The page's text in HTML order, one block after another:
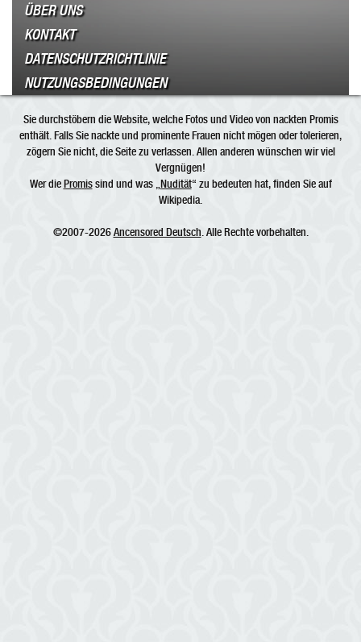
ÜBER UNS
KONTAKT
DATENSCHUTZRICHTLINIE
NUTZUNGSBEDINGUNGEN
Sie durchstöbern die Website, welche Fotos und Video von nackten Promis
enthält. Falls Sie nackte und prominente Frauen nicht mögen oder tolerieren,
zögern Sie nicht, die Seite zu verlassen. Allen anderen wünschen wir viel
Vergnügen!
Wer diePromissind und was „ Nudität“ zu bedeuten hat, finden Sie auf
Wikipedia.
©2007-2026Ancensored Deutsch . Alle Rechte vorbehalten.